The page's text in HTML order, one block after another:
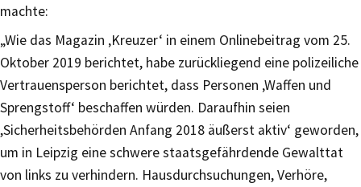
machte:
„Wie das Magazin ‚Kreuzer‘ in einem Onlinebeitrag vom 25.
Oktober 2019 berichtet, habe zurückliegend eine polizeiliche
Vertrauensperson berichtet, dass Personen ‚Waffen und
Sprengstoff‘ beschaffen würden. Daraufhin seien
,Sicherheitsbehörden Anfang 2018 äußerst aktiv‘ geworden,
um in Leipzig eine schwere staatsgefährdende Gewalttat
von links zu verhindern. Hausdurchsuchungen, Verhöre,